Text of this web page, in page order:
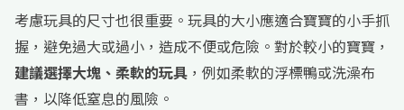
考慮玩具的尺寸也很重要。玩具的大小應適合寶寶的小手抓
握，避免過大或過小，造成不便或危險。對於較小的寶寶，
建議選擇大塊、柔軟的玩具 ，例如柔軟的浮標鴨或洗澡布
書，以降低窒息的風險。